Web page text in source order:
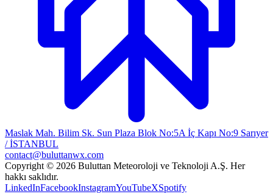
Maslak Mah. Bilim Sk. Sun Plaza Blok No:5A İç Kapı No:9 Sarıyer
/ İSTANBUL
contact@buluttanwx.com
Copyright © 2026 Buluttan Meteoroloji ve Teknoloji A.Ş. Her
hakkı saklıdır.
LinkedInFacebookInstagramYouTubeXSpotify